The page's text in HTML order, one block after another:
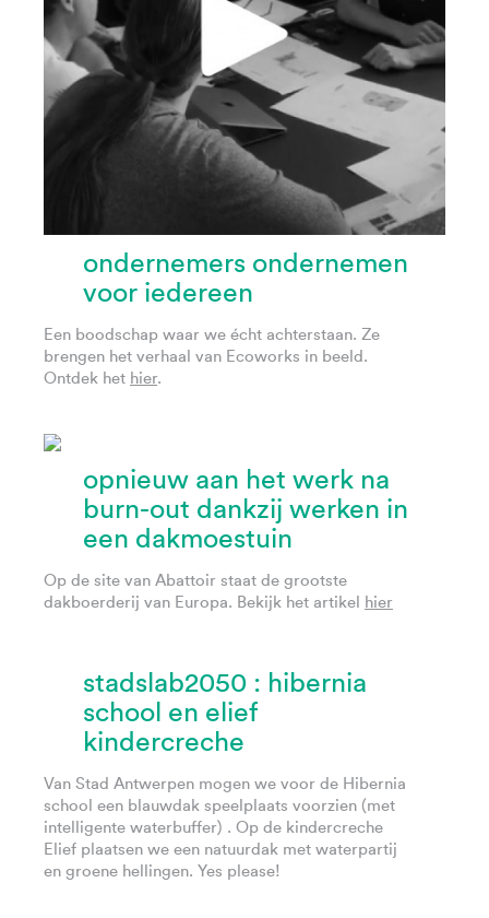
ondernemers ondernemen
voor iedereen
Een boodschap waar we écht achterstaan. Ze
brengen het verhaal van Ecoworks in beeld.
Ontdek het hier.
opnieuw aan het werk na
burn-out dankzij werken in
een dakmoestuin
Op de site van Abattoir staat de grootste
dakboerderij van Europa. Bekijk het artikel
hier
stadslab2050 : hibernia
school en elief
kindercreche
Van Stad Antwerpen mogen we voor de Hibernia
school een blauwdak speelplaats voorzien (met
intelligente waterbuffer) . Op de kindercreche
Elief plaatsen we een natuurdak met waterpartij
en groene hellingen. Yes please!